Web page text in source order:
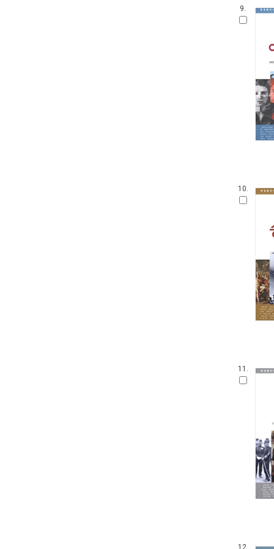
9.
10.
11.
12.